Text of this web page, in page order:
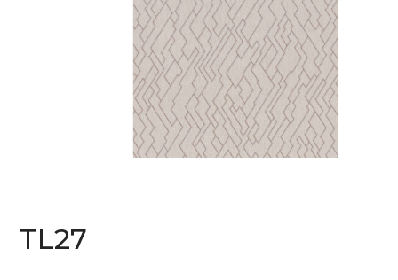
TL27